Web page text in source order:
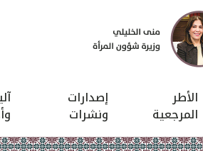
الأطر
المرجعية
إصدارات
ونشرات